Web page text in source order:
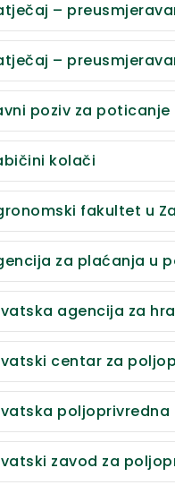
–
–
poziv za
kolači
fakultet u
za plaćanja u
agencija za
centar za
poljoprivredna
zavod za